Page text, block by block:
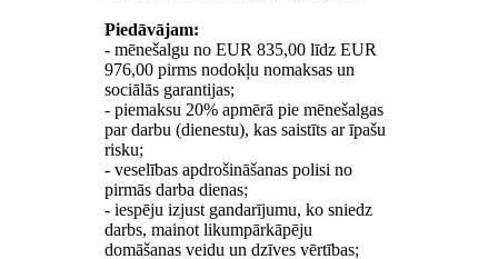
Piedāvājam:
- mēnešalgu no EUR 835,00 līdz EUR
976,00 pirms nodokļu nomaksas un
sociālās garantijas;
- piemaksu 20% apmērā pie mēnešalgas
par darbu (dienestu), kas saistīts ar īpašu
risku;
- veselības apdrošināšanas polisi no
pirmās darba dienas;
- iespēju izjust gandarījumu, ko sniedz
darbs, mainot likumpārkāpēju
domāšanas veidu un dzīves vērtības;